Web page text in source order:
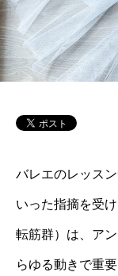
バレエのレッス
いった指摘を受
転筋群）は、ア
らゆる動きで重